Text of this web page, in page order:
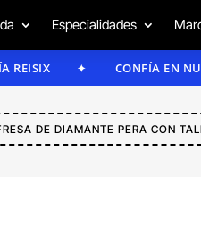
Especialidades
CONFÍA EN
DE DIAMANTE PERA CON